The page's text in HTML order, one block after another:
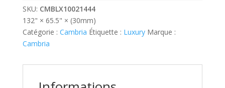
SKU: CMBLX10021444
132" × 65.5" × (30mm)
Catégorie : Cambria Étiquette : Luxury Marque :
Cambria